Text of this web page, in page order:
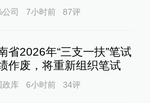
公司 7小时前 87评
省2026年“三支一扶”笔试
作废，将重新组织笔试
政库 6小时前 34评